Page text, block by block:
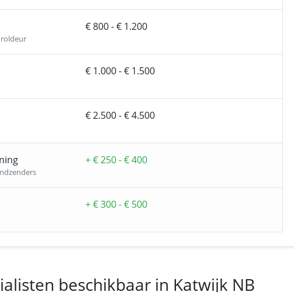
€ 800 - € 1.200
€ 1.000 - € 1.500
€ 2.500 - € 4.500
+ € 250 - € 400
+ € 300 - € 500
beschikbaar in Katwijk NB